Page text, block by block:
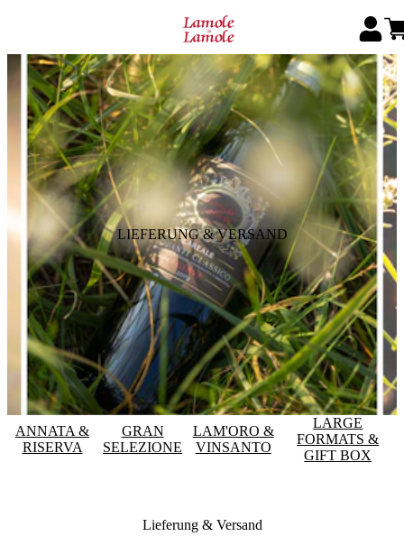
LIEFERUNG & VERSAND
ANNATA &
RISERVA
GRAN
SELEZIONE
LAM'ORO &
VINSANTO
LARGE
FORMATS &
GIFT BOX
Lieferung & Versand